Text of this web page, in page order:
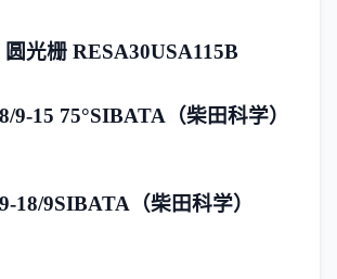
光栅 RESA30USA115B
9-15 75°SIBATA（柴田科学）
18/9SIBATA（柴田科学）